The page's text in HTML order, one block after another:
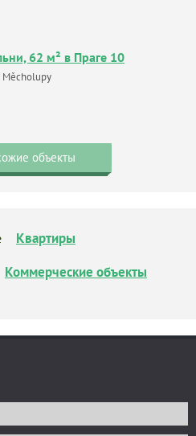
62 м² в Праге 10
Měcholupy
объекты
Квартиры
Коммерческие объекты